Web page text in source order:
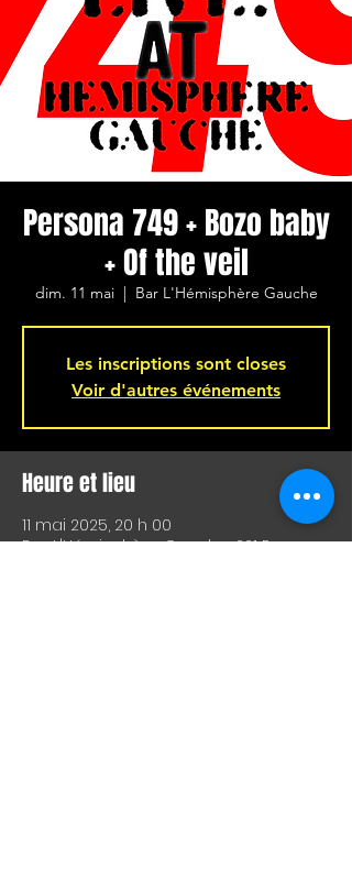
Persona 749 + Bozo baby
+ Of the veil
dim. 11 mai
  |
Bar L'Hémisphère Gauche
Les inscriptions sont closes
Voir d'autres événements
Heure et lieu
11 mai 2025, 20 h 00
Bar L'Hémisphère Gauche, 221 Rue